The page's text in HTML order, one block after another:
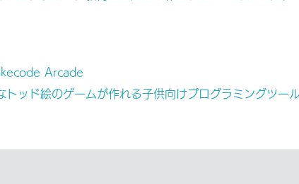
Arcade
トッド絵のゲームが作れる子供向けプログラミングツー